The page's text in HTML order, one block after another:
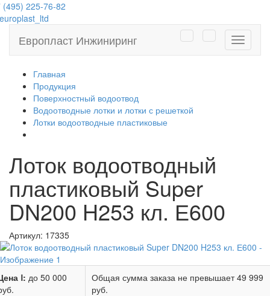
(495) 225-76-82
Европласт Инжиниринг
Главная
Продукция
Поверхностный водоотвод
Водоотводные лотки и лотки с решеткой
Лотки водоотводные пластиковые
Лоток водоотводный
пластиковый Super
DN200 H253 кл. Е600
Артикул: 17335
Ⅰ: до 50 000
Общая сумма заказа не превышает49 999
руб.